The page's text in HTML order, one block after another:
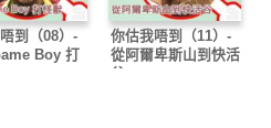
到（08）-
Boy 打
你估我唔到（11）-
從阿爾卑斯山到快活
谷